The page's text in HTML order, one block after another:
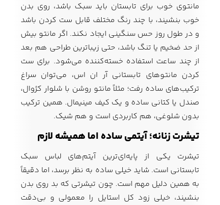
مانتوی خوب برای تابستان باید سبک باشد، روی بدن
خوب بنشیند، با چند رنگ مختلف قابل ست کردن باشد
و در طول روز حس سنگینی ایجاد نکند. اگر مانتو بیش
از حد ضخیم یا تنگ باشد، حتی زیباترین طراحی هم بعد
از چند ساعت استفاده خسته‌کننده می‌شود. برای ست
کردن مانتوهای تابستانی آر ان اس، می‌توان سراغ
ترکیب‌های ساده رفت؛ مثلاً مانتو روشن با شلوار کژوال،
صندل یا کتانی ساده و یک کیف مینیمال. همین ترکیب
بدون شلوغی، هم کاربردی است و هم شیک.
تیشرت زنانه؛ آیتمی ساده اما همیشه لازم
تیشرت یکی از پایه‌ای‌ترین آیتم‌های لباس سبک
تابستانی است. شاید خیلی ساده به نظر برسد، اما دقیقاً
به همین دلیل مهم است. چون تیشرتی که بد روی بدن
بنشیند، خیلی زود کل استایل را معمولی و بی‌دقت